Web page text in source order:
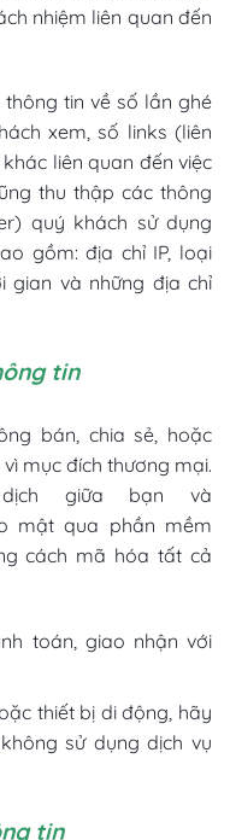
nhiệm liên quan đến
tin về số lần ghé
xem, số links (liên
liên quan đến việc
thu thập các thông
quý khách sử dụng
gồm: địa chỉ IP, loại
gian và những địa chỉ
tin
bán, chia sẻ, hoặc
mục đích thương mại.
giữa bạn và
mật qua phần mềm
cách mã hóa tất cả
toán, giao nhận với
thiết bị di động, hãy
sử dụng dịch vụ
tin